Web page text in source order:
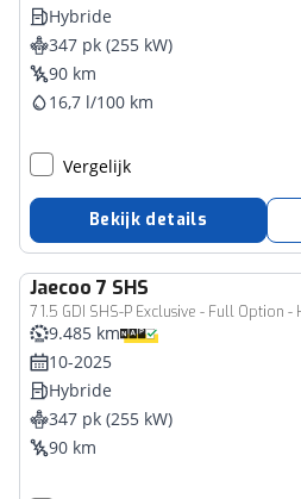
Hybride
347 pk (255 kW)
90 km
16,7 l/100 km
Vergelijk
Bekijk details
Jaecoo 7 SHS
9.485 km
10-2025
Hybride
347 pk (255 kW)
90 km